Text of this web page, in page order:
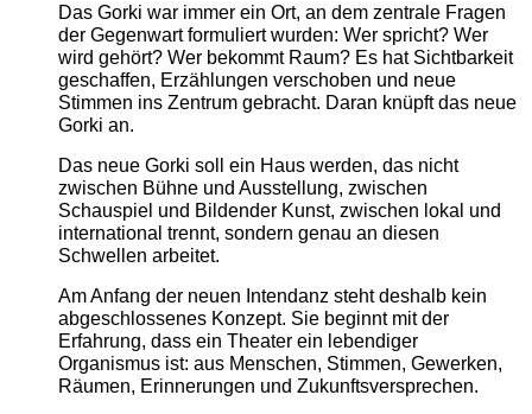
Das Gorki war immer ein Ort, an dem zentrale Fragen
der Gegenwart formuliert wurden: Wer spricht? Wer
wird gehört? Wer bekommt Raum? Es hat Sichtbarkeit
geschaffen, Erzählungen verschoben und neue
Stimmen ins Zentrum gebracht. Daran knüpft das neue
Gorki an.
Das neue Gorki soll ein Haus werden, das nicht
zwischen Bühne und Ausstellung, zwischen
Schauspiel und Bildender Kunst, zwischen lokal und
international trennt, sondern genau an diesen
Schwellen arbeitet.
Am Anfang der neuen Intendanz steht deshalb kein
abgeschlossenes Konzept. Sie beginnt mit der
Erfahrung, dass ein Theater ein lebendiger
Organismus ist: aus Menschen, Stimmen, Gewerken,
Räumen, Erinnerungen und Zukunftsversprechen.